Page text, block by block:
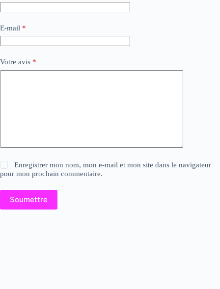
E-mail *
Votre avis *
Enregistrer mon nom, mon e-mail et mon site dans le navigateur
pour mon prochain commentaire.
Soumettre